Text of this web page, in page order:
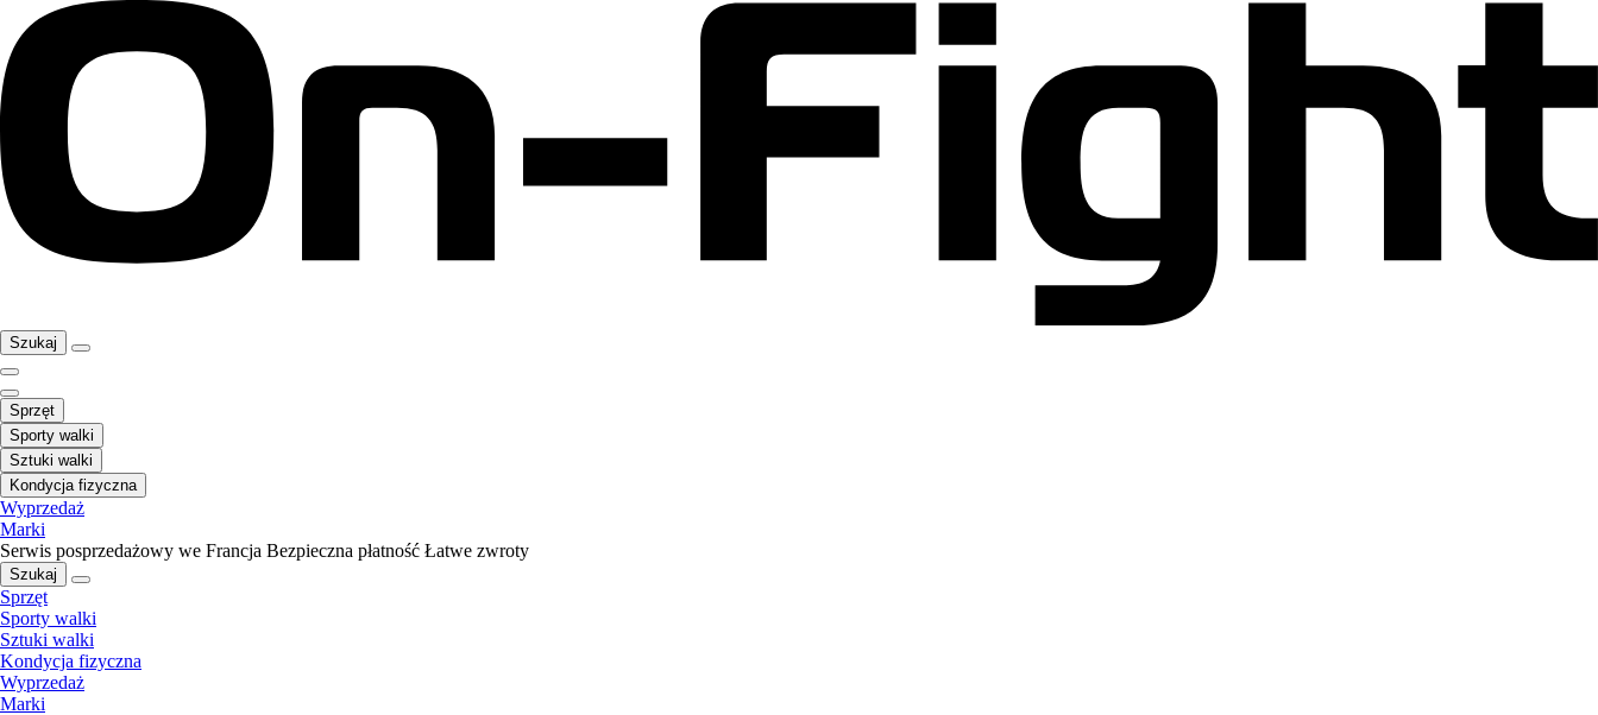
Szukaj
Sprzęt
Sporty walki
Sztuki walki
Kondycja fizyczna
Wyprzedaż
Marki
Serwis posprzedażowy we Francja Bezpieczna płatność Łatwe zwroty
Szukaj
Sprzęt
Sporty walki
Sztuki walki
Kondycja fizyczna
Wyprzedaż
Marki